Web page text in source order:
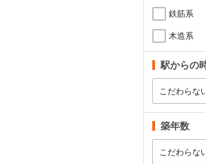
鉄筋系
木造系
駅からの
築年数